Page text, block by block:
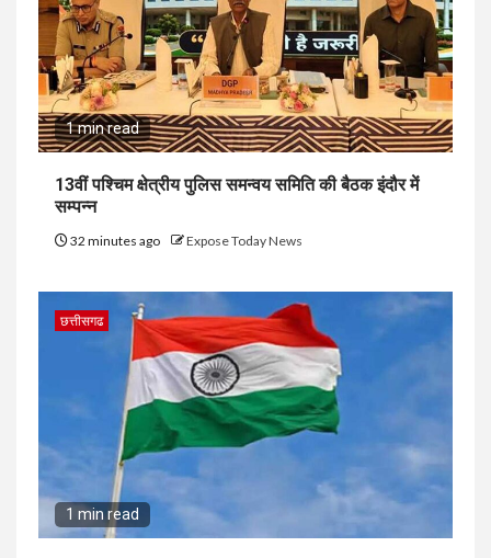
1 min read
13वीं पश्चिम क्षेत्रीय पुलिस समन्वय समिति की बैठक इंदौर में
सम्पन्न
32 minutes ago Expose Today News
छत्तीसगढ
1 min read